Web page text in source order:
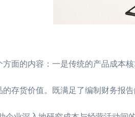
方面的内容：一是传统的产品成本
的存货价值。既满足了编制财务报